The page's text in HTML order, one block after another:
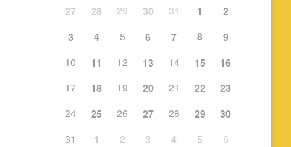
27
28 29 30 31 1
2
3
4 5 6 7 8
9
10
11 12 13 14 15
16
17
18 19 20 21 22
23
24
25 26 27 28 29
30
31
1 2 3 4 5 6